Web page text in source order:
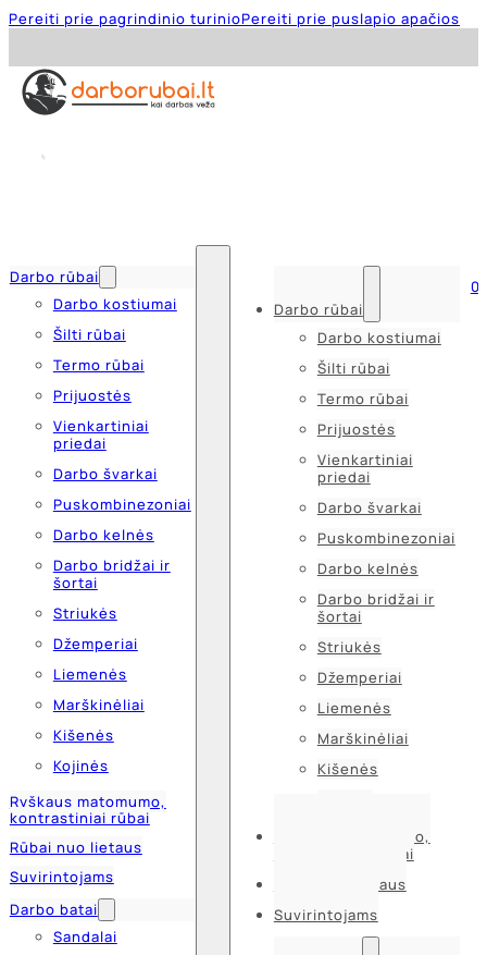
Pereiti prie pagrindinio turinioPereiti prie puslapio apačios
Darbo rūbai
Darbo kostiumai
Šilti rūbai
Termo rūbai
Prijuostės
Vienkartiniai
priedai
Darbo švarkai
Puskombinezoniai
Darbo kelnės
Darbo bridžai ir
šortai
Striukės
Džemperiai
Liemenės
Marškinėliai
Kišenės
Kojinės
Ryškaus matomumo,
kontrastiniai rūbai
Rūbai nuo lietaus
Suvirintojams
Darbo batai
Sandalai
Darbo rūbai
Darbo kostiumai
Šilti rūbai
Termo rūbai
Prijuostės
Vienkartiniai
priedai
Darbo švarkai
Puskombinezoniai
Darbo kelnės
Darbo bridžai ir
šortai
Striukės
Džemperiai
Liemenės
Marškinėliai
Kišenės
Ryškaus matomumo,
kontrastiniai rūbai
Rūbai nuo lietaus
Suvirintojams
0